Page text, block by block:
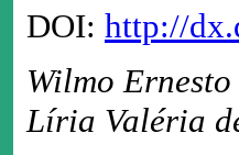
DOI: http://
Wilmo
Líria Valéria